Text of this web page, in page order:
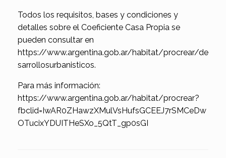
Todos los requisitos, bases y condiciones y
detalles sobre el Coeficiente Casa Propia se
pueden consultar en
https://www.argentina.gob.ar/habitat/procrear/de
sarrollosurbanisticos.
Para más información:
https://www.argentina.gob.ar/habitat/procrear?
fbclid=IwAR0ZHawzXMulVsHufsGCEEJ7rSMCeDw
OTucixYDUITHeSXo_5QtT_gp0sGI